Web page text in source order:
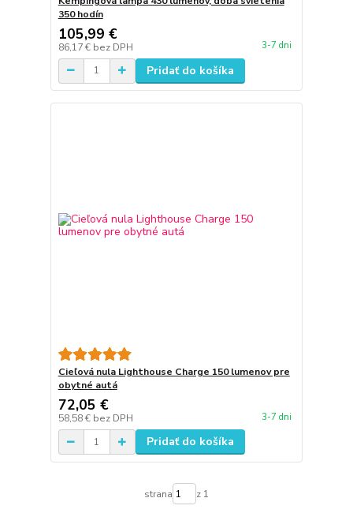
350 hodín
105,99 €
86,17 € bez DPH 3-7 dni
Pridať do košíka
Cieľová nula Lighthouse Charge 150 lumenov pre
obytné autá
72,05 €
58,58 € bez DPH 3-7 dni
Pridať do košíka
strana z 1